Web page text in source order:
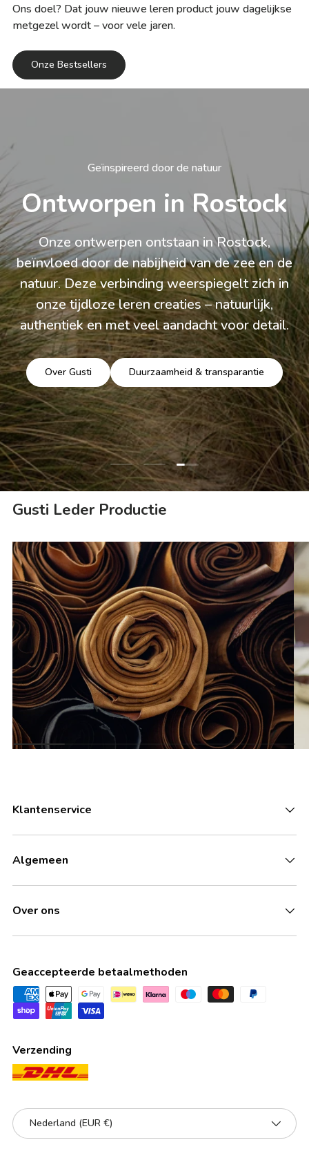
Ons doel? Dat jouw nieuwe leren product jouw dagelijkse
metgezel wordt – voor vele jaren.
Onze Bestsellers
Geïnspireerd door de natuur
Ontworpen in Rostock
Onze ontwerpen ontstaan in Rostock,
beïnvloed door de nabijheid van de zee en de
natuur. Deze verbinding weerspiegelt zich in
onze tijdloze leren creaties – natuurlijk,
authentiek en met veel aandacht voor detail.
Over Gusti Duurzaamheid & transparantie
Dia laden 1 van 3
Dia laden 2 van 3
Dia laden 3 van 3
Gusti Leder Productie
Klantenservice
Algemeen
Over ons
Geaccepteerde betaalmethoden
Verzending
Land/Regio
Nederland (EUR €)